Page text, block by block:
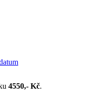
4550,- Kč.